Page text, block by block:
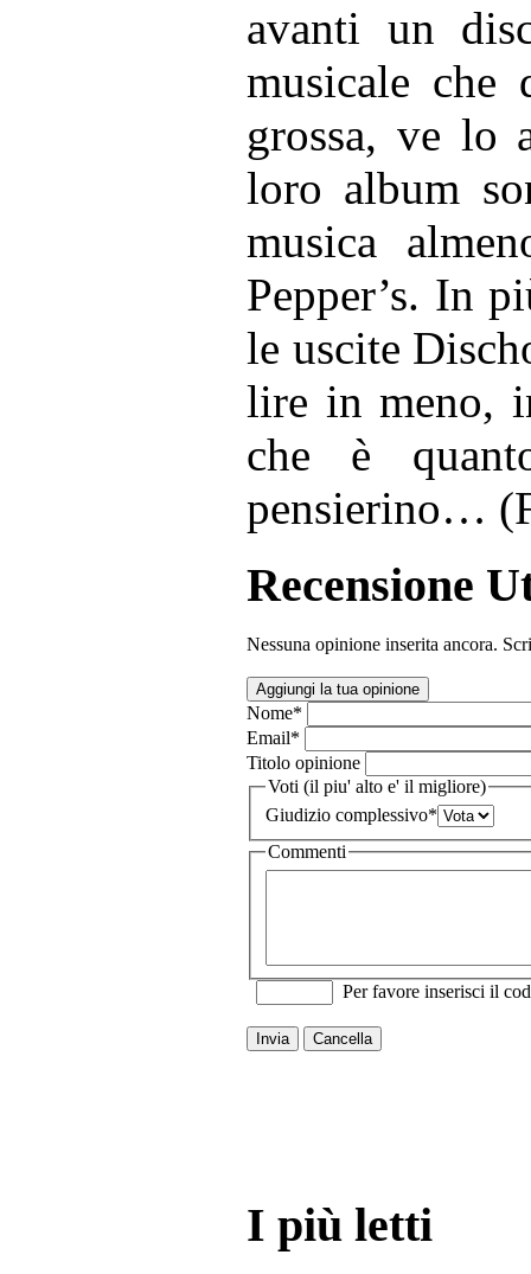
avanti un
musicale che
grossa, ve lo
loro album
musica
Pepper’s. In
le uscite
lire in meno,
che è
pensierino…
Recensione
Nessuna opinione inserita ancora.
Aggiungi la tua opinione
Nome*
Email*
Titolo opinione
Voti (il piu' alto e' il migliore)
Giudizio complessivo*
Commenti
Per favore inserisci il
Invia Cancella
I più letti